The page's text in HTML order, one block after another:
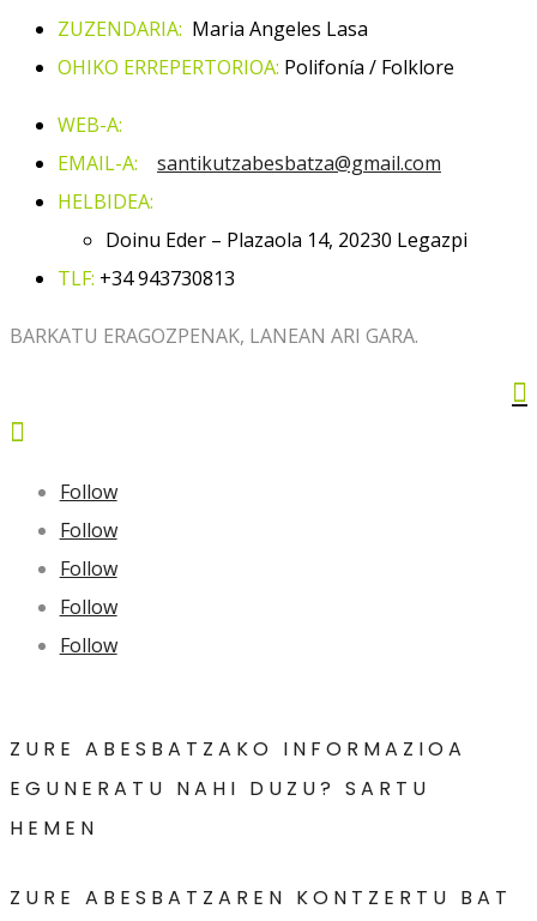
ZUZENDARIA: Maria Angeles Lasa
OHIKO ERREPERTORIOA: Polifonía / Folklore
WEB-A:
EMAIL-A: santikutzabesbatza@gmail.com
HELBIDEA:
Doinu Eder – Plazaola 14, 20230 Legazpi
TLF: +34943730813
BARKATU ERAGOZPENAK, LANEAN ARI GARA.


Follow
Follow
Follow
Follow
Follow
ZURE ABESBATZAKO INFORMAZIOA
EGUNERATU NAHI DUZU? SARTU
HEMEN
ZURE ABESBATZAREN KONTZERTU BAT